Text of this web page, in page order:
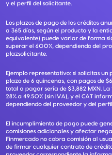
y el perfil del solicitante.
Los plazos de pago de los créditos
a 365 días, según el producto y la
equivalente) puede variar de forma
superar el 600%, dependiendo del
plazsolicitante.
Ejemplo representativo: si solicitas
plazo de 6 quincenas, con pagos de
total a pagar sería de $3,882 MXN.
28% a 49.50% (sin IVA), y el CAT
dependiendo del proveedor y del
El incumplimiento de pago puede
comisiones adicionales y afectar
Finmercado no cobra comisión al
de firmar cualquier contrato de